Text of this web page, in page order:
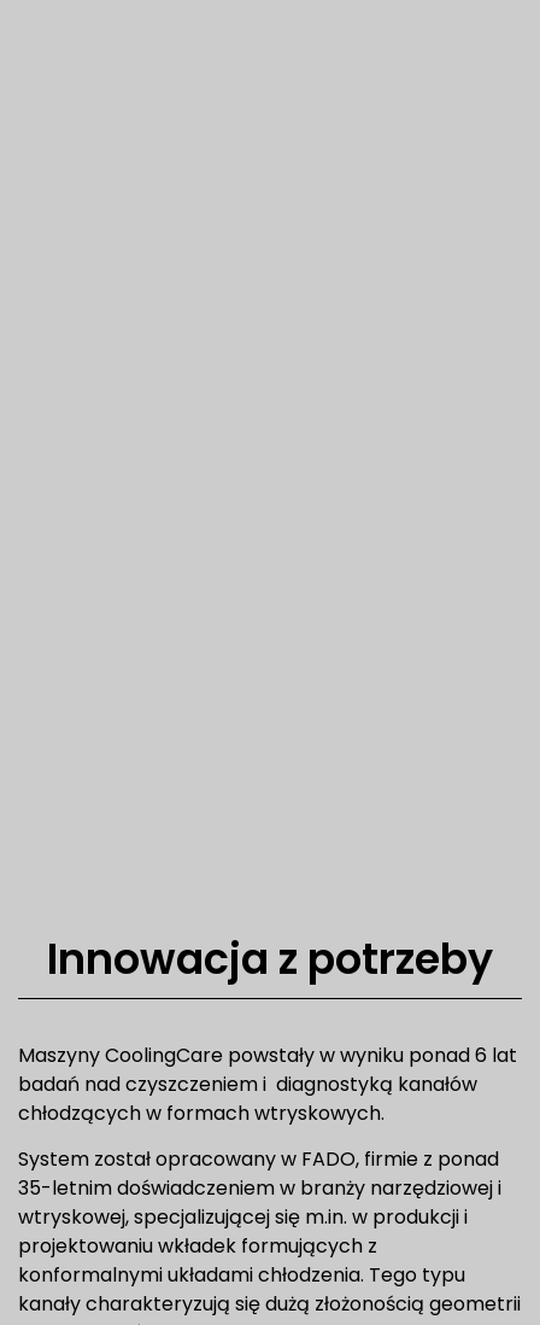
Innowacja z potrzeby
Maszyny CoolingCare powstały w wyniku ponad 6 lat
badań nad czyszczeniem i diagnostyką kanałów
chłodzących w formach wtryskowych.
System został opracowany w FADO, firmie z ponad
35-letnim doświadczeniem w branży narzędziowej i
wtryskowej, specjalizującej się m.in. w produkcji i
projektowaniu wkładek formujących z
konformalnymi układami chłodzenia. Tego typu
kanały charakteryzują się dużą złożonością geometrii